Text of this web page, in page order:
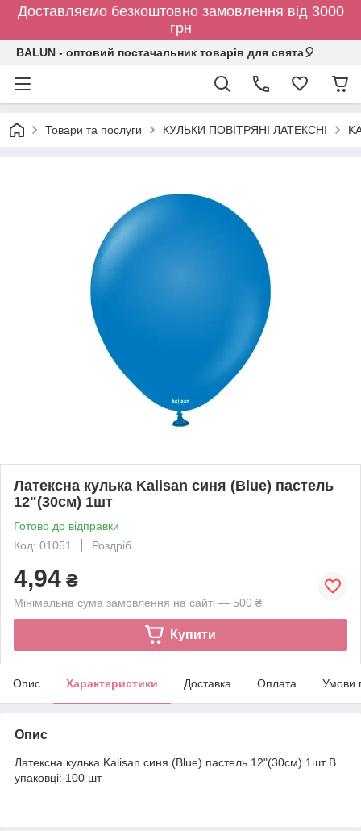
Доставляємо безкоштовно замовлення від 3000
грн
BALUN - оптовий постачальник товарів для свята🎈
Товари та послуги КУЛЬКИ ПОВІТРЯНІ ЛАТЕКСНІ
Латексна кулька Kalisan синя (Blue) пастель
12"(30см) 1шт
Готово до відправки
Код: 01051
Роздріб
4,94 ₴
Мінімальна сума замовлення на сайті — 500 ₴
Купити
Опис Характеристики Доставка Оплата Умови
Опис
Латексна кулька Kalisan синя (Blue) пастель 12"(30см) 1шт В
упаковці: 100 шт